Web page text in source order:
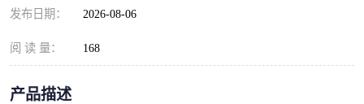
发布日期： 2026-08-06
阅 读 量： 168
产品描述